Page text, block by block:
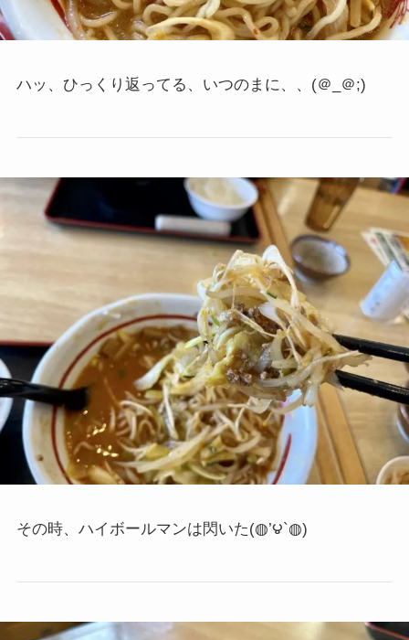
ハッ、ひっくり返ってる、いつのまに、、(＠_＠;)
その時、ハイボールマンは閃いた(◍’౪`◍)